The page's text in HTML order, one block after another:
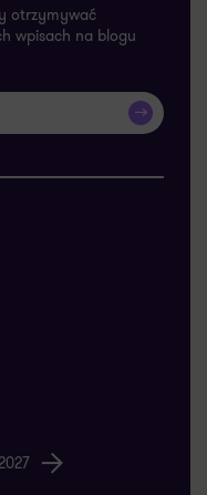
otrzymywać
wpisach na blogu
>>